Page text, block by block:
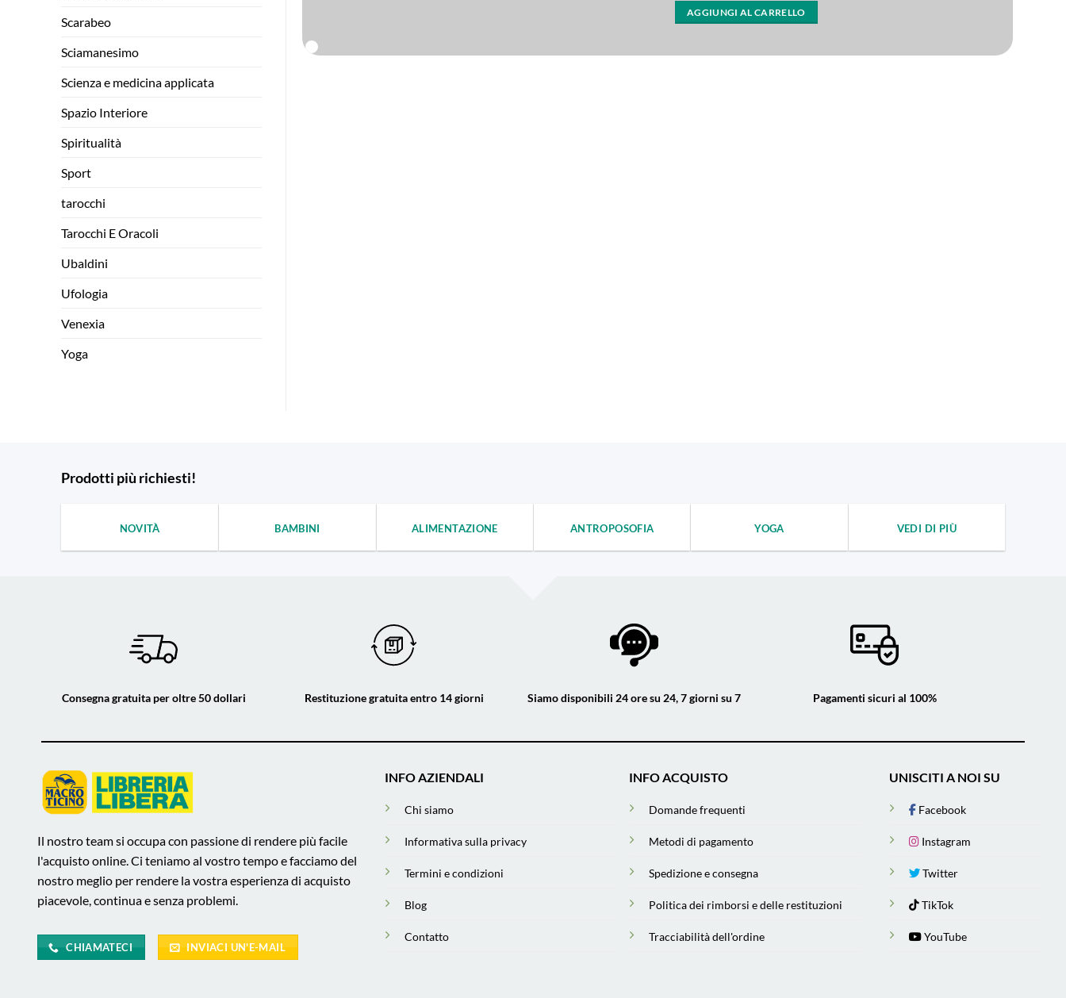
Scarabeo
Sciamanesimo
Scienza e medicina applicata
Spazio Interiore
Spiritualità
Sport
tarocchi
Tarocchi E Oracoli
Ubaldini
Ufologia
Venexia
Yoga
AGGIUNGI AL CARRELLO
Prodotti più richiesti!
NOVITÀ BAMBINI ALIMENTAZIONE ANTROPOSOFIA YOGA VEDI DI PIÙ
Consegna gratuita per oltre 50 dollari Restituzione gratuita entro 14 giorni Siamo disponibili 24 ore su 24, 7 giorni su 7 Pagamenti sicuri al 100%
Il nostro team si occupa con passione di rendere più facile
l'acquisto online. Ci teniamo al vostro tempo e facciamo del
nostro meglio per rendere la vostra esperienza di acquisto
piacevole, continua e senza problemi.
CHIAMATECI INVIACI UN'E-MAIL
INFO AZIENDALI
Chi siamo
Informativa sulla privacy
Termini e condizioni
Blog
Contatto
INFO ACQUISTO
Domande frequenti
Metodi di pagamento
Spedizione e consegna
Politica dei rimborsi e delle restituzioni
Tracciabilità dell'ordine
UNISCITI A NOI SU
Facebook
Instagram
Twitter
TikTok
YouTube